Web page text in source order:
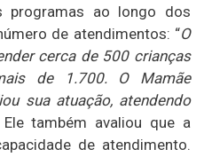
programas ao longo dos
de atendimentos: “O
cerca de 500 crianças
de 1.700. O Mamãe
sua atuação, atendendo
Ele também avaliou que a
de atendimento.